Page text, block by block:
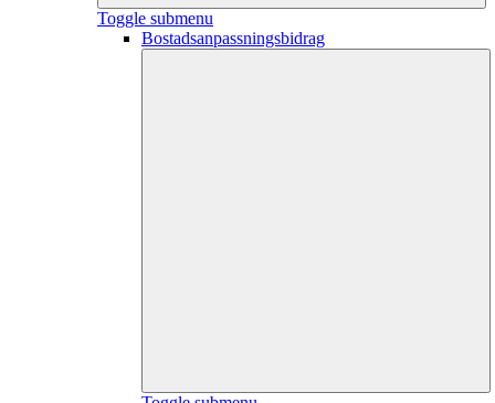
Toggle submenu
Bostadsanpassningsbidrag